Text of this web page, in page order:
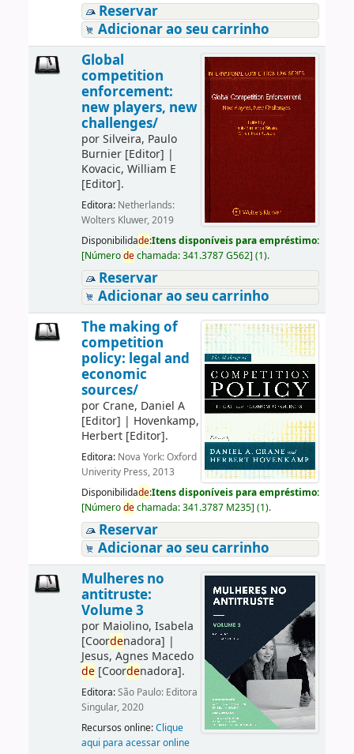
Reservar
Adicionar ao seu carrinho
Global
competition
enforcement:
new players, new
challenges/
porSilveira, Paulo
Burnier[Editor] |
Kovacic, William E
[Editor].
Editora: Netherlands:
Wolters Kluwer, 2019
Disponibilidade:Itens disponíveis para empréstimo:
[Númerodechamada:341.3787 G562] (1).
Reservar
Adicionar ao seu carrinho
The making of
competition
policy: legal and
economic
sources/
por Crane, Daniel A
[Editor] | Hovenkamp,
Herbert[Editor].
Editora: Nova York: Oxford
Univerity Press, 2013
Disponibilidade:Itens disponíveis para empréstimo:
[Númerodechamada:341.3787 M235] (1).
Reservar
Adicionar ao seu carrinho
Mulheres no
antitruste:
Volume 3
por Maiolino, Isabela
[Coordenadora] |
Jesus, Agnes Macedo
de[Coordenadora].
Editora:São Paulo: Editora
Singular, 2020
Recursos online:Clique
aqui para acessar online